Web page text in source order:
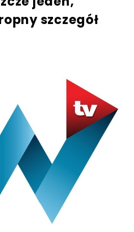
szczegół